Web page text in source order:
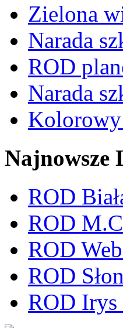
Zielona
Narada
ROD
Narada
Kolorowy
Najnowsze
ROD
ROD
ROD
ROD
ROD Irys